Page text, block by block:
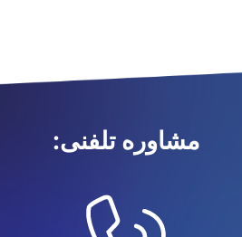
مشاوره تلفنی: